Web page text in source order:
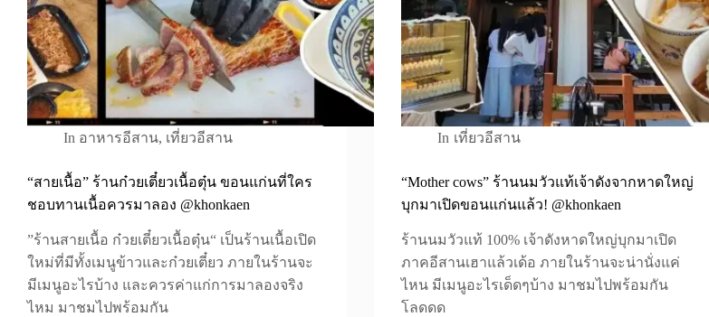
In อาหารอีสาน, เที่ยวอีสาน
“สายเนื้อ” ร้านก๋วยเตี๋ยวเนื้อตุ๋น ขอนแก่นที่ใคร
ชอบทานเนื้อควรมาลอง @khonkaen
”ร้านสายเนื้อ ก๋วยเตี๋ยวเนื้อตุ๋น“ เป็นร้านเนื้อเปิด
ใหม่ที่มีทั้งเมนูข้าวและก๋วยเตี๋ยว ภายในร้านจะ
มีเมนูอะไรบ้าง และควรค่าแก่การมาลองจริง
ไหม มาชมไปพร้อมกัน
In เที่ยวอีสาน
“Mother cows” ร้านนมวัวแท้เจ้าดังจากหาดใหญ่
บุกมาเปิดขอนแก่นแล้ว! @khonkaen
ร้านนมวัวแท้ 100% เจ้าดังหาดใหญ่บุกมาเปิด
ภาคอีสานเฮาแล้วเด้อ ภายในร้านจะน่านั่งแค่
ไหน มีเมนูอะไรเด็ดๆบ้าง มาชมไปพร้อมกัน
โลดดด